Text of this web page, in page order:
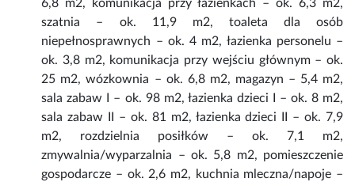
6,8 m2, komunikacja przy łazienkach – ok. 6,3 m2,
szatnia – ok. 11,9 m2, toaleta dla osób
niepełnosprawnych – ok. 4 m2, łazienka personelu –
ok. 3,8 m2, komunikacja przy wejściu głównym – ok.
25 m2, wózkownia – ok. 6,8 m2, magazyn – 5,4 m2,
sala zabaw I – ok. 98 m2, łazienka dzieci I – ok. 8 m2,
sala zabaw II – ok. 81 m2, łazienka dzieci II – ok. 7,9
m2, rozdzielnia posiłków – ok. 7,1 m2,
zmywalnia/wyparzalnia – ok. 5,8 m2, pomieszczenie
gospodarcze – ok. 2,6 m2, kuchnia mleczna/napoje –